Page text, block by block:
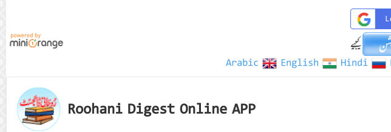
کیجیے
Arabic
English Hindi
Roohani Digest Online APP